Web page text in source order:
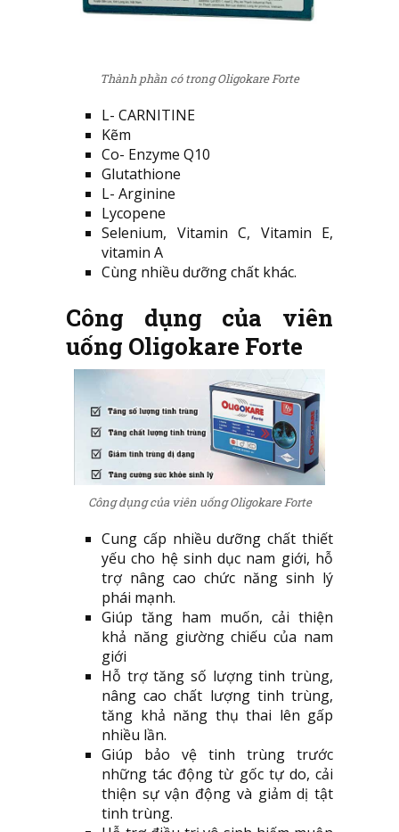
Thành phần có trong Oligokare Forte
L- CARNITINE
Kẽm
Co- Enzyme Q10
Glutathione
L- Arginine
Lycopene
Selenium, Vitamin C, Vitamin E,
vitamin A
Cùng nhiều dưỡng chất khác.
Công dụng của viên
uống Oligokare Forte
Công dụng của viên uống Oligokare Forte
Cung cấp nhiều dưỡng chất thiết
yếu cho hệ sinh dục nam giới, hỗ
trợ nâng cao chức năng sinh lý
phái mạnh.
Giúp tăng ham muốn, cải thiện
khả năng giường chiếu của nam
giới
Hỗ trợ tăng số lượng tinh trùng,
nâng cao chất lượng tinh trùng,
tăng khả năng thụ thai lên gấp
nhiều lần.
Giúp bảo vệ tinh trùng trước
những tác động từ gốc tự do, cải
thiện sự vận động và giảm dị tật
tinh trùng.